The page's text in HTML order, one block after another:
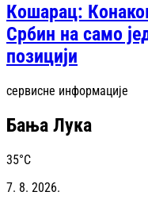
Кошарац:
Србин на само
позицији
сервисне информације
Бања Лука
35°C
7. 8. 2026.